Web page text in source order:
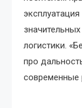
логистики.
про
современные